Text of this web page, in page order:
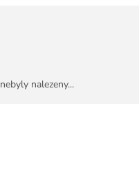
nebyly nalezeny...